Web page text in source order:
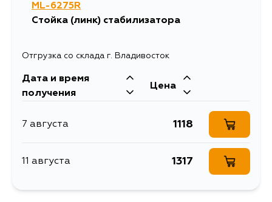
ML-6275R
Стойка (линк) стабилизатора
Отгрузка со склада г. Владивосток
Дата и время
получения
Цена
7 августа 1118
11 августа 1317